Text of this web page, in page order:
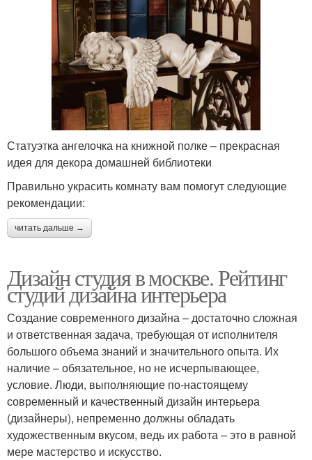
Статуэтка ангелочка на книжной полке – прекрасная
идея для декора домашней библиотеки
Правильно украсить комнату вам помогут следующие
рекомендации:
читать дальше →
Дизайн студия в москве. Рейтинг
студий дизайна интерьера
Создание современного дизайна – достаточно сложная
и ответственная задача, требующая от исполнителя
большого объема знаний и значительного опыта. Их
наличие – обязательное, но не исчерпывающее,
условие. Люди, выполняющие по-настоящему
современный и качественный дизайн интерьера
(дизайнеры), непременно должны обладать
художественным вкусом, ведь их работа – это в равной
мере мастерство и искусство.